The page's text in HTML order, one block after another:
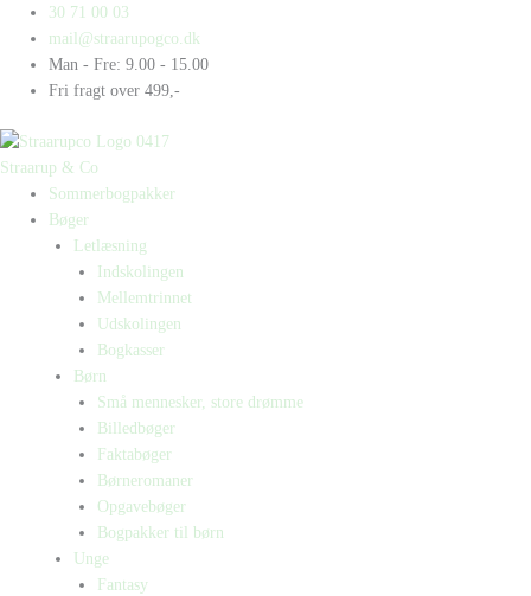
indholdet
30 71 00 03
mail@straarupogco.dk
Man - Fre: 9.00 - 15.00
Fri fragt over 499,-
Straarup & Co
Sommerbogpakker
Bøger
Letlæsning
Indskolingen
Mellemtrinnet
Udskolingen
Bogkasser
Børn
Små mennesker, store drømme
Billedbøger
Faktabøger
Børneromaner
Opgavebøger
Bogpakker til børn
Unge
Fantasy
Products
search
Products
search